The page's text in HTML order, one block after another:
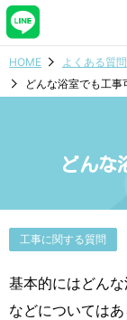
HOME よくある質問
どんな浴室でも工事
どんな
工事に関する質問
基本的にはどん
などについては